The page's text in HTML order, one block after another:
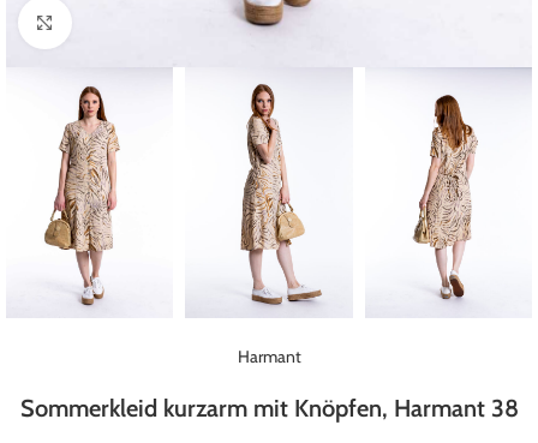
Harmant
Sommerkleid kurzarm mit Knöpfen, Harmant 38